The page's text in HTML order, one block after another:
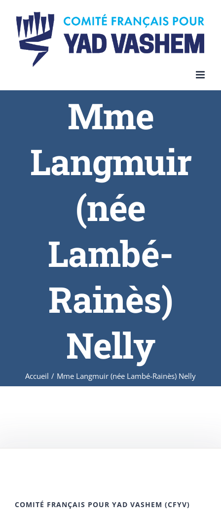
content
Mme
Langmuir
(née
Lambé-
Rainès)
Nelly
Accueil / Mme Langmuir (née Lambé-Rainès) Nelly
COMITÉ FRANÇAIS POUR YAD VASHEM (CFYV)